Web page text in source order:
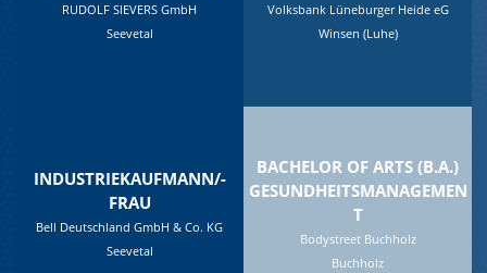
RUDOLF SIEVERS GmbH
Seevetal
Volksbank Lüneburger Heide eG
Winsen (Luhe)
INDUSTRIEKAUFMANN/-
FRAU
Bell Deutschland GmbH & Co. KG
Seevetal
BACHELOR OF ARTS (B.A.)
GESUNDHEITSMANAGEMEN
T
Bodystreet Buchholz
Buchholz